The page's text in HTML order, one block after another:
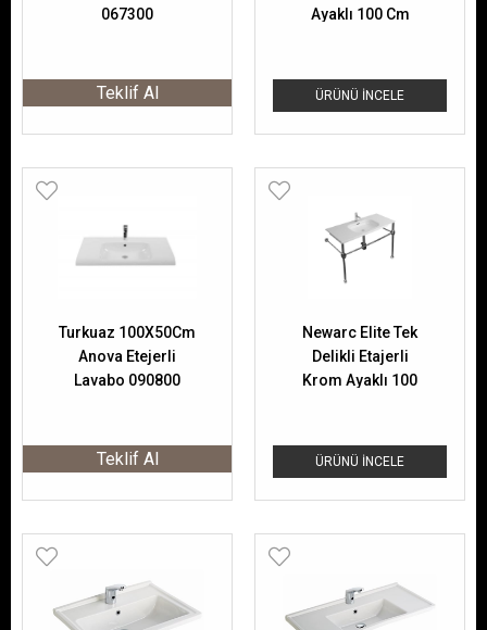
067300
Teklif Al ÜRÜNÜ İNCELE
Ayaklı 100 Cm
Turkuaz 100X50Cm
Anova Etejerli
Lavabo 090800
Teklif Al ÜRÜNÜ İNCELE
Newarc Elite Tek
Delikli Etajerli
Krom Ayaklı 100